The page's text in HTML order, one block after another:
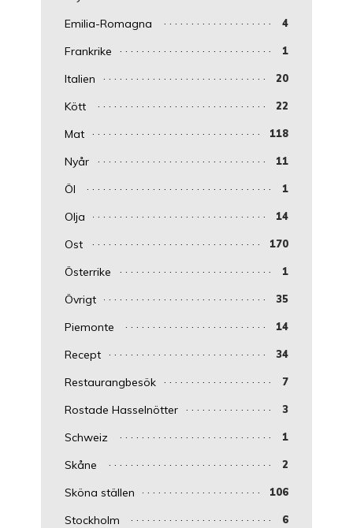
Emilia-Romagna 4
Frankrike 1
Italien 20
Kött 22
Mat 118
Nyår 11
Öl 1
Olja 14
Ost 170
Österrike 1
Övrigt 35
Piemonte 14
Recept 34
Restaurangbesök 7
Rostade Hasselnötter 3
Schweiz 1
Skåne 2
Sköna ställen 106
Stockholm 6